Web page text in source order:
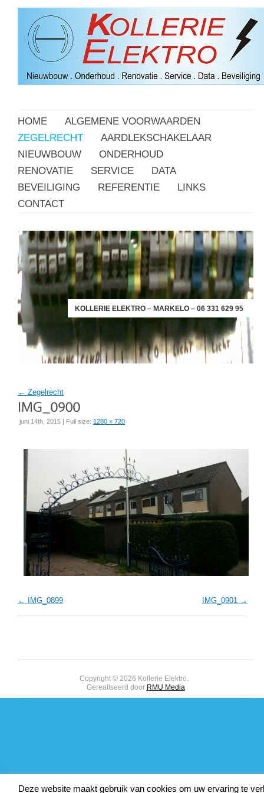
HOME
ALGEMENE VOORWAARDEN
ZEGELRECHT
AARDLEKSCHAKELAAR
NIEUWBOUW
ONDERHOUD
RENOVATIE
SERVICE
DATA
BEVEILIGING
REFERENTIE
LINKS
CONTACT
KOLLERIE ELEKTRO – MARKELO – 06 331 629 95
← Zegelrecht
juni 14th, 2015 | Full size: 1280 × 720
IMG_0899 IMG_0901
Copyright © 2026 Kollerie Elektro.
Gerealiseerd door RMU Media
Deze website maakt gebruik van cookies om uw ervaring te